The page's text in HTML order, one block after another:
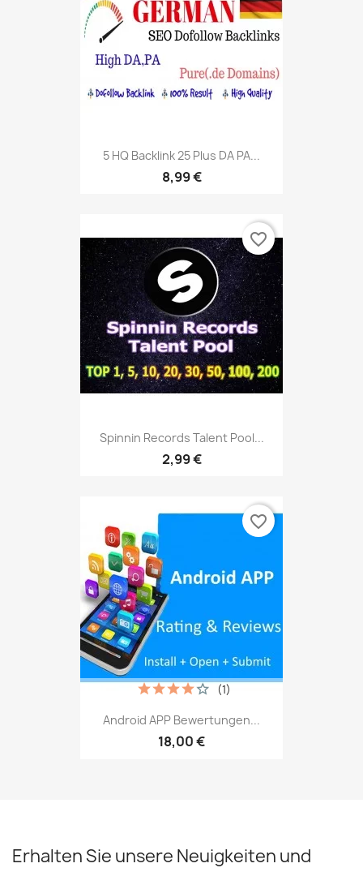
5 HQ Backlink 25 Plus DA PA...
8,99 €
Spinnin Records Talent Pool...
2,99 €
favorite_border
Android APP Bewertungen...
18,00 €
(1)
favorite_border
Erhalten Sie unsere Neuigkeiten und